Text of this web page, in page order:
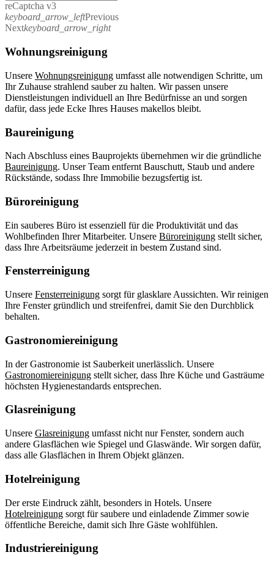
reCaptcha v3
keyboard_arrow_leftPrevious
Nextkeyboard_arrow_right
Wohnungsreinigung
Unsere Wohnungsreinigung umfasst alle notwendigen Schritte, um
Ihr Zuhause strahlend sauber zu halten. Wir passen unsere
Dienstleistungen individuell an Ihre Bedürfnisse an und sorgen
dafür, dass jede Ecke Ihres Hauses makellos bleibt.
Baureinigung
Nach Abschluss eines Bauprojekts übernehmen wir die gründliche
Baureinigung. Unser Team entfernt Bauschutt, Staub und andere
Rückstände, sodass Ihre Immobilie bezugsfertig ist.
Büroreinigung
Ein sauberes Büro ist essenziell für die Produktivität und das
Wohlbefinden Ihrer Mitarbeiter. Unsere Büroreinigung stellt sicher,
dass Ihre Arbeitsräume jederzeit in bestem Zustand sind.
Fensterreinigung
Unsere Fensterreinigung sorgt für glasklare Aussichten. Wir reinigen
Ihre Fenster gründlich und streifenfrei, damit Sie den Durchblick
behalten.
Gastronomiereinigung
In der Gastronomie ist Sauberkeit unerlässlich. Unsere
Gastronomiereinigung stellt sicher, dass Ihre Küche und Gasträume
höchsten Hygienestandards entsprechen.
Glasreinigung
Unsere Glasreinigung umfasst nicht nur Fenster, sondern auch
andere Glasflächen wie Spiegel und Glaswände. Wir sorgen dafür,
dass alle Glasflächen in Ihrem Objekt glänzen.
Hotelreinigung
Der erste Eindruck zählt, besonders in Hotels. Unsere
Hotelreinigung sorgt für saubere und einladende Zimmer sowie
öffentliche Bereiche, damit sich Ihre Gäste wohlfühlen.
Industriereinigung